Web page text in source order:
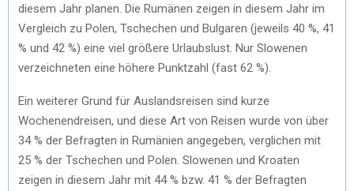
diesem Jahr planen. Die Rumänen zeigen in diesem Jahr im
Vergleich zu Polen, Tschechen und Bulgaren (jeweils 40 %, 41
% und 42 %) eine viel größere Urlaubslust. Nur Slowenen
verzeichneten eine höhere Punktzahl (fast 62 %).
Ein weiterer Grund für Auslandsreisen sind kurze
Wochenendreisen, und diese Art von Reisen wurde von über
34 % der Befragten in Rumänien angegeben, verglichen mit
25 % der Tschechen und Polen. Slowenen und Kroaten
zeigen in diesem Jahr mit 44 % bzw. 41 % der Befragten